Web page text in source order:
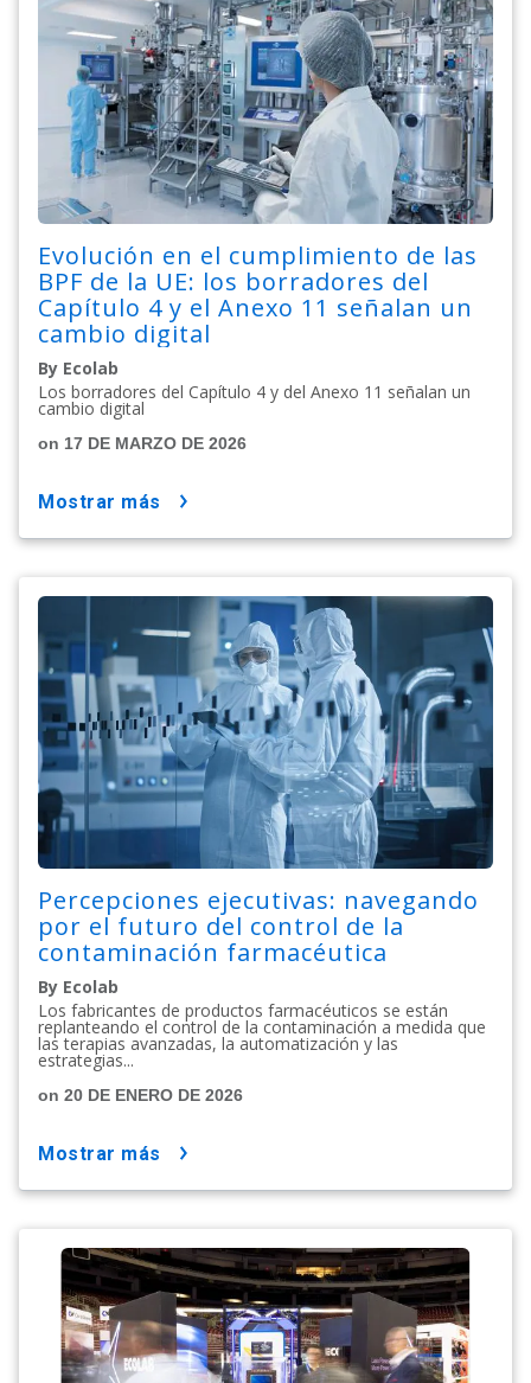
Evolución en el cumplimiento de las
BPF de la UE: los borradores del
Capítulo 4 y el Anexo 11 señalan un
cambio digital
By Ecolab
Los borradores del Capítulo 4 y del Anexo 11 señalan un
cambio digital
on 17 DE MARZO DE 2026
mostrar más
Percepciones ejecutivas: navegando
por el futuro del control de la
contaminación farmacéutica
By Ecolab
Los fabricantes de productos farmacéuticos se están
replanteando el control de la contaminación a medida que
las terapias avanzadas, la automatización y las
estrategias...
on 20 DE ENERO DE 2026
mostrar más